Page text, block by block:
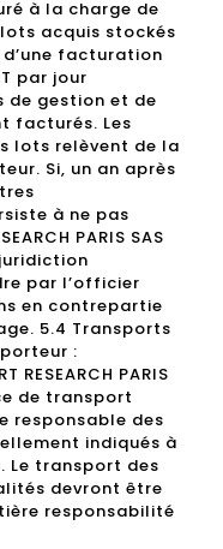
à la charge de
acquis stockés
facturation
par jour
de gestion et de
facturés. Les
lots relèvent de la
Si, un an après
à ne pas
PARIS SAS
par l’officier
en contrepartie
5.4 Transports
:
PARIS
de transport
responsable des
indiqués à
Le transport des
devront être
responsabilité